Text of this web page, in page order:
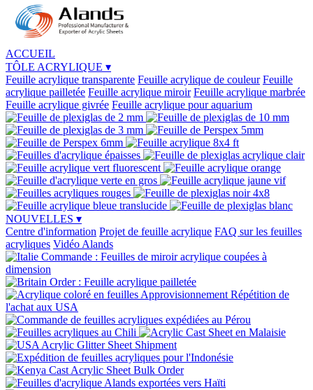
ACCUEIL
TÔLE ACRYLIQUE ▾
Feuille acrylique transparente Feuille acrylique de couleur Feuille
acrylique pailletée Feuille acrylique miroir Feuille acrylique marbrée
Feuille acrylique givrée Feuille acrylique pour aquarium
NOUVELLES ▾
Centre d'information Projet de feuille acrylique FAQ sur les feuilles
acryliques Vidéo Alands